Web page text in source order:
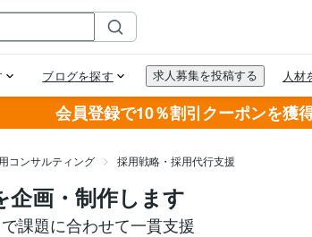
会員登録で10％割引クーポンを獲
コンサルティング 採用戦略・採用代行支援
企画・制作します
課題に合わせて一貫支援